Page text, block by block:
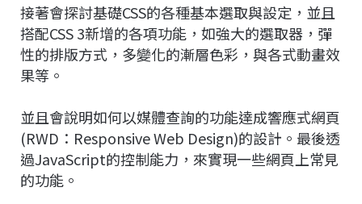
接著會探討基礎CSS的各種基本選取與設定，並且
搭配CSS 3新增的各項功能，如強大的選取器，彈
性的排版方式，多變化的漸層色彩，與各式動畫效
果等。
並且會說明如何以媒體查詢的功能達成響應式網頁
(RWD：Responsive Web Design)的設計。最後透
過JavaScript的控制能力，來實現一些網頁上常見
的功能。